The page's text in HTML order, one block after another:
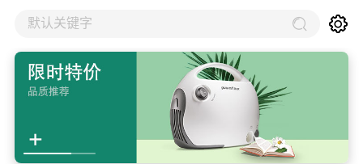
默认关键字